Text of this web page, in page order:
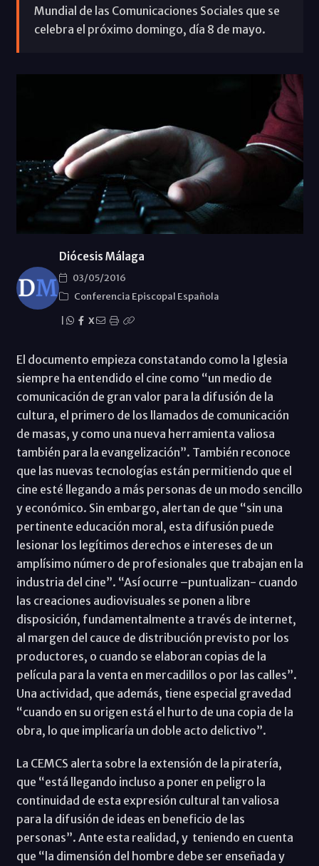
Mundial de las Comunicaciones Sociales que se
celebra el próximo domingo, día 8 de mayo.
Diócesis Málaga
03/05/2016
Conferencia Episcopal Española
X
El documento empieza constatando como la Iglesia
siempre ha entendido el cine como “un medio de
comunicación de gran valor para la difusión de la
cultura, el primero de los llamados de comunicación
de masas, y como una nueva herramienta valiosa
también para la evangelización”. También reconoce
que las nuevas tecnologías están permitiendo que el
cine esté llegando a más personas de un modo sencillo
y económico. Sin embargo, alertan de que “sin una
pertinente educación moral, esta difusión puede
lesionar los legítimos derechos e intereses de un
amplísimo número de profesionales que trabajan en la
industria del cine”. “Así ocurre –puntualizan- cuando
las creaciones audiovisuales se ponen a libre
disposición, fundamentalmente a través de internet,
al margen del cauce de distribución previsto por los
productores, o cuando se elaboran copias de la
película para la venta en mercadillos o por las calles”.
Una actividad, que además, tiene especial gravedad
“cuando en su origen está el hurto de una copia de la
obra, lo que implicaría un doble acto delictivo”.
La CEMCS alerta sobre la extensión de la piratería,
que “está llegando incluso a poner en peligro la
continuidad de esta expresión cultural tan valiosa
para la difusión de ideas en beneficio de las
personas”. Ante esta realidad, y teniendo en cuenta
que “la dimensión del hombre debe ser enseñada y